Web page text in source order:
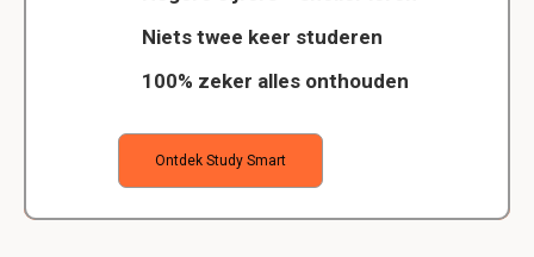
Niets twee keer studeren
100% zeker alles onthouden
Ontdek Study Smart